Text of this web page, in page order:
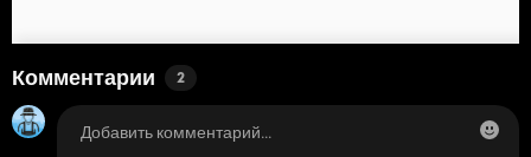
Комментарии 2